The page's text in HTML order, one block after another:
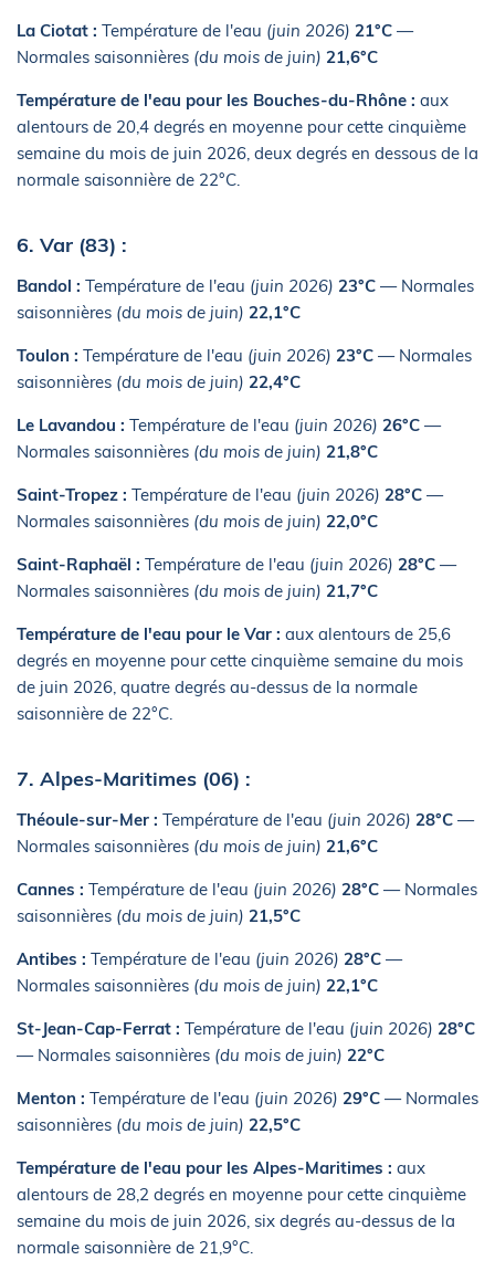
La Ciotat : Température de l'eau (juin 2026) 21°C —
Normales saisonnières (du mois de juin) 21,6°C
Température de l'eau pour les Bouches-du-Rhône : aux
alentours de 20,4 degrés en moyenne pour cette cinquième
semaine du mois de juin 2026, deux degrés en dessous de la
normale saisonnière de 22°C.
6. Var (83) :
Bandol : Température de l'eau (juin 2026) 23°C — Normales
saisonnières (du mois de juin) 22,1°C
Toulon : Température de l'eau (juin 2026) 23°C — Normales
saisonnières (du mois de juin) 22,4°C
Le Lavandou : Température de l'eau (juin 2026) 26°C —
Normales saisonnières (du mois de juin) 21,8°C
Saint-Tropez : Température de l'eau (juin 2026) 28°C —
Normales saisonnières (du mois de juin) 22,0°C
Saint-Raphaël : Température de l'eau (juin 2026) 28°C —
Normales saisonnières (du mois de juin) 21,7°C
Température de l'eau pour le Var : aux alentours de 25,6
degrés en moyenne pour cette cinquième semaine du mois
de juin 2026, quatre degrés au-dessus de la normale
saisonnière de 22°C.
7. Alpes-Maritimes (06) :
Théoule-sur-Mer : Température de l'eau (juin 2026) 28°C —
Normales saisonnières (du mois de juin) 21,6°C
Cannes : Température de l'eau (juin 2026) 28°C — Normales
saisonnières (du mois de juin) 21,5°C
Antibes : Température de l'eau (juin 2026) 28°C —
Normales saisonnières (du mois de juin) 22,1°C
St-Jean-Cap-Ferrat : Température de l'eau (juin 2026) 28°C
— Normales saisonnières (du mois de juin) 22°C
Menton : Température de l'eau (juin 2026) 29°C — Normales
saisonnières (du mois de juin) 22,5°C
Température de l'eau pour les Alpes-Maritimes : aux
alentours de 28,2 degrés en moyenne pour cette cinquième
semaine du mois de juin 2026, six degrés au-dessus de la
normale saisonnière de 21,9°C.